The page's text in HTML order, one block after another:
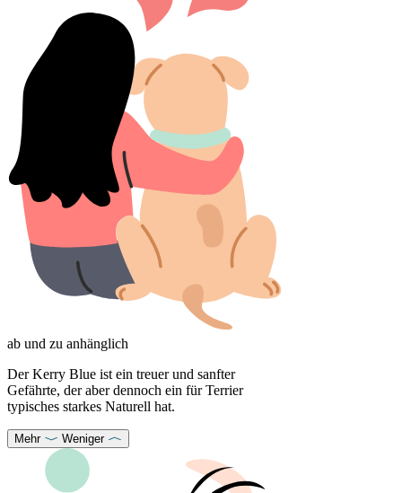
ab und zu anhänglich
Der Kerry Blue ist ein treuer und sanfter
Gefährte, der aber dennoch ein für Terrier
typisches starkes Naturell hat.
Mehr Weniger